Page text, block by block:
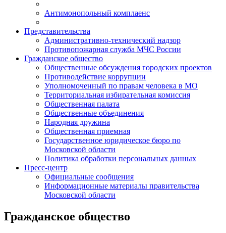
Антимонопольный комплаенс
Представительства
Административно-технический надзор
Противопожарная служба МЧС России
Гражданское общество
Общественные обсуждения городских проектов
Противодействие коррупции
Уполномоченный по правам человека в МО
Территориальная избирательная комиссия
Общественная палата
Общественные объединения
Народная дружина
Общественная приемная
Государственное юридическое бюро по
Московской области
Политика обработки персональных данных
Пресс-центр
Официальные сообщения
Информационные материалы правительства
Московской области
Гражданское общество